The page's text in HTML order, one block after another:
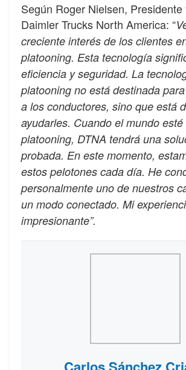
Según Roger Nielsen,
Daimler Trucks North America: “
creciente interés de los clientes
platooning. Esta tecnología
eficiencia y seguridad. La
platooning no está destinada
a los conductores, sino que está
ayudarles. Cuando el mundo
platooning, DTNA tendrá una
probada. En este momento,
estos pelotones cada día. He
personalmente uno de nuestros
un modo conectado. Mi
impresionante”.